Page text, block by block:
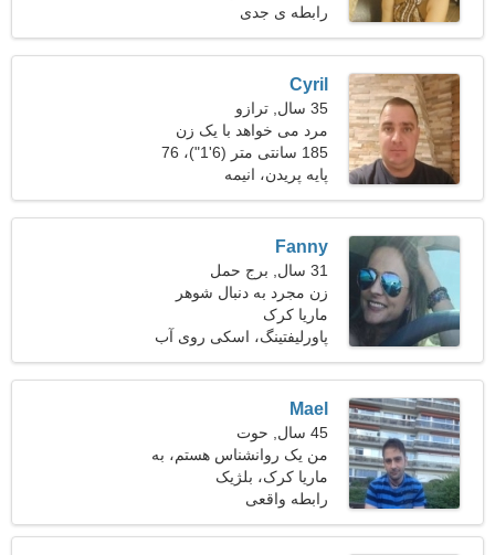
کیلوگرم (143 پوند)
رابطه ی جدی
Cyril
35 سال, ترازو
مرد می خواهد با یک زن
ملاقات کند
185 سانتی متر (6'1")، 76
کیلوگرم (167 پوند)
پایه پریدن، انیمه
Fanny
31 سال, برج حمل
زن مجرد به دنبال شوهر
ماریا کرک
پاورلیفتینگ، اسکی روی آب
Mael
45 سال, حوت
من یک روانشناس هستم، به
یک زن جذاب نیاز دارم
ماریا کرک، بلژیک
رابطه واقعی